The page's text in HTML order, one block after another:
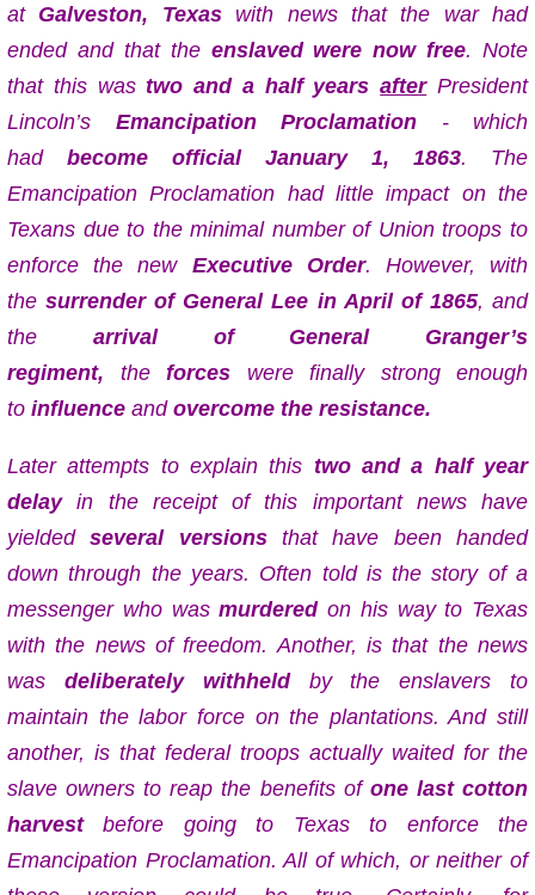
at Galveston, Texaswith news that the war had
ended and that the enslaved were now free. Note
that this wastwo and a half yearsafterPresident
Lincoln’s Emancipation Proclamation - which
had become official January 1, 1863. The
Emancipation Proclamation had little impact on the
Texans due to the minimal number of Union troops to
enforce the new Executive Order. However, with
thesurrender of General Lee in April of 1865, and
the arrival of General Granger’s
regiment, the forces were finally strong enough
to influence and overcome the resistance.
Later attempts to explain this two and a half year
delayin the receipt of this important news have
yieldedseveral versionsthat have been handed
down through the years. Often told is the story of a
messenger who wasmurderedon his way to Texas
with the news of freedom. Another, is that the news
was deliberately withheldby the enslavers to
maintain the labor force on the plantations. And still
another, is that federal troops actually waited for the
slave owners to reap the benefits of one last cotton
harvestbefore going to Texas to enforce the
Emancipation Proclamation. All of which, or neither of